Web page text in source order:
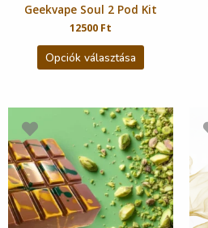
Geekvape Soul 2 Pod Kit
12500 Ft
Opciók választása